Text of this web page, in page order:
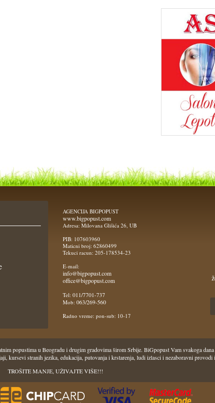
AGENCIJA BIGPOPUST
www.bigpopust.com
Adresa: Milovana Glišića 26, UB
PIB: 107603960
Maticni broj: 62860499
Tekuci racun: 205-178534-23
E-mail:
info@bigpopust.com
office@bigpopust.com
Tel: 011/7701-737
Mob: 063/269-560
Radno vreme: pon-sub: 10-17
popustima u Beogradu i drugim gradovima širom Srbije. BiGpopust Vam svakoga
kursevi stranih jezika, edukacija, putovanja i krstarenja, ludi izlasci i nezaboravni provodi
TROŠITE MANJE, UŽIVAJTE VIŠE!!!